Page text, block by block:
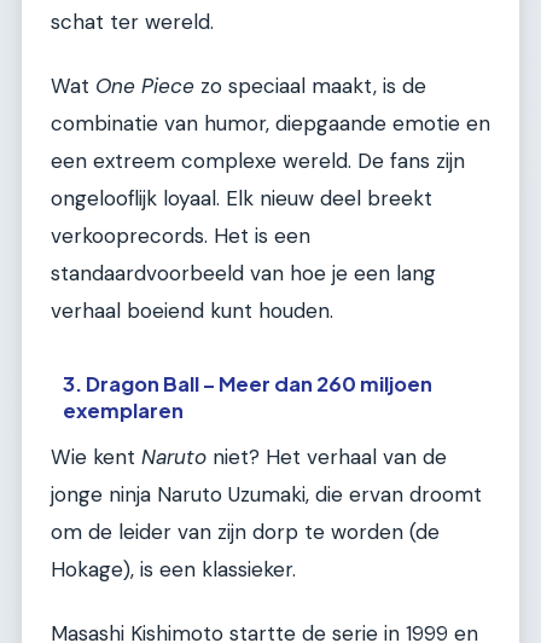
schat ter wereld.
Wat One Piece zo speciaal maakt, is de
combinatie van humor, diepgaande emotie en
een extreem complexe wereld. De fans zijn
ongelooflijk loyaal. Elk nieuw deel breekt
verkooprecords. Het is een
standaardvoorbeeld van hoe je een lang
verhaal boeiend kunt houden.
3. Dragon Ball – Meer dan 260 miljoen
exemplaren
Wie kent Naruto niet? Het verhaal van de
jonge ninja Naruto Uzumaki, die ervan droomt
om de leider van zijn dorp te worden (de
Hokage), is een klassieker.
Masashi Kishimoto startte de serie in 1999 en